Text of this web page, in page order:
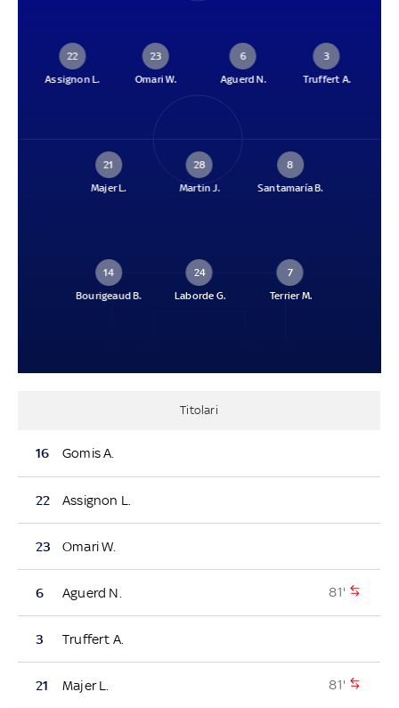
22
Assignon L.
23
Omari W.
6
Aguerd N.
3
Truffert A.
21
Majer L.
28
Martin J.
8
Santamaría B.
14
Bourigeaud B.
24
Laborde G.
7
Terrier M.
Titolari
16 Gomis A.
22 Assignon L.
23 Omari W.
6 Aguerd N. 81'
3 Truffert A.
21 Majer L. 81'